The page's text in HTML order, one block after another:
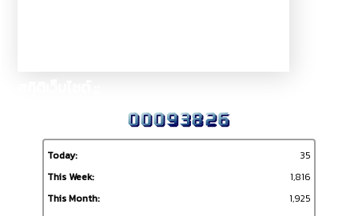
Today:
35
This Week:
1,816
This Month:
1,925